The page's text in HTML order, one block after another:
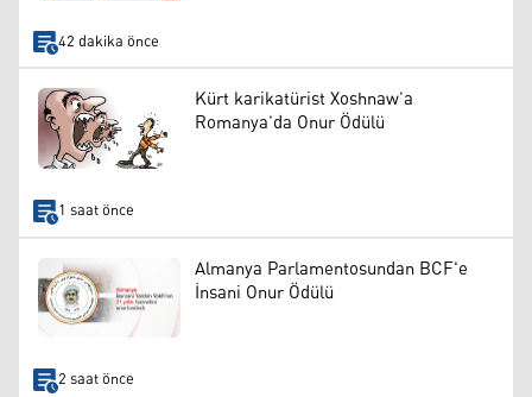
42 dakika önce
Kürt karikatürist Xoshnaw’a
Romanya’da Onur Ödülü
1 saat önce
Almanya Parlamentosundan BCF'e
İnsani Onur Ödülü
2 saat önce